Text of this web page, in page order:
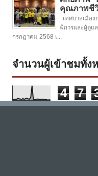
คุณภาพชี
เทศบาลเมือง
พิการและผู้ดูแ
กรกฎาคม 2568 เ...
จำนวนผู้เข้าชมทั้ง
4 7